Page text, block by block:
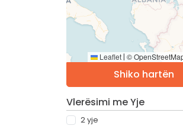
Leaflet | ©
Shiko hartën
Vlerësimi me Yje
2 yje